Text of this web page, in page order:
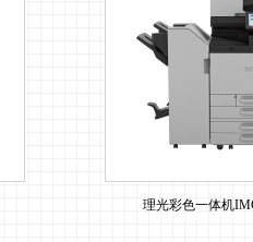
理光彩色一体机